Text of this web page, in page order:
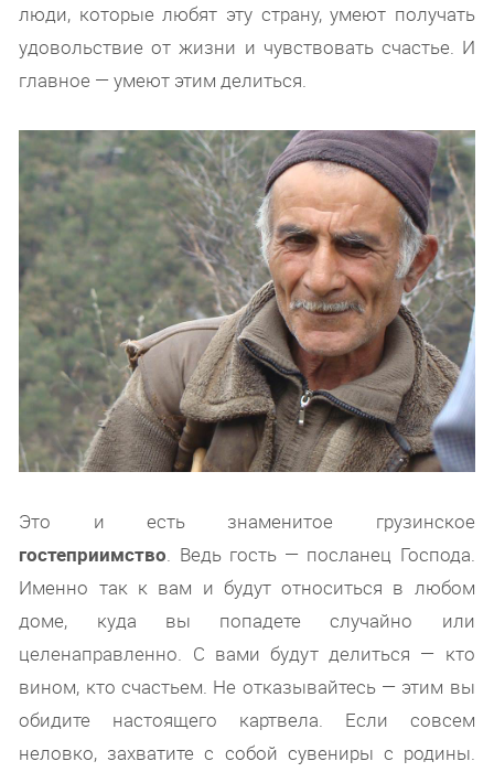
люди, которые любят эту страну, умеют получать
удовольствие от жизни и чувствовать счастье. И
главное — умеют этим делиться.
Это и есть знаменитое грузинское
гостеприимство. Ведь гость — посланец Господа.
Именно так к вам и будут относиться в любом
доме, куда вы попадете случайно или
целенаправленно. С вами будут делиться — кто
вином, кто счастьем. Не отказывайтесь — этим вы
обидите настоящего картвела. Если совсем
неловко, захватите с собой сувениры с родины.